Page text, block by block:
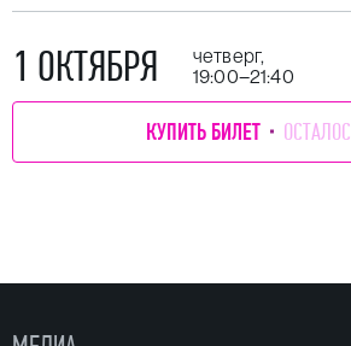
1 ОКТЯБРЯ
четверг,
19:00–21:40
КУПИТЬ БИЛЕТ